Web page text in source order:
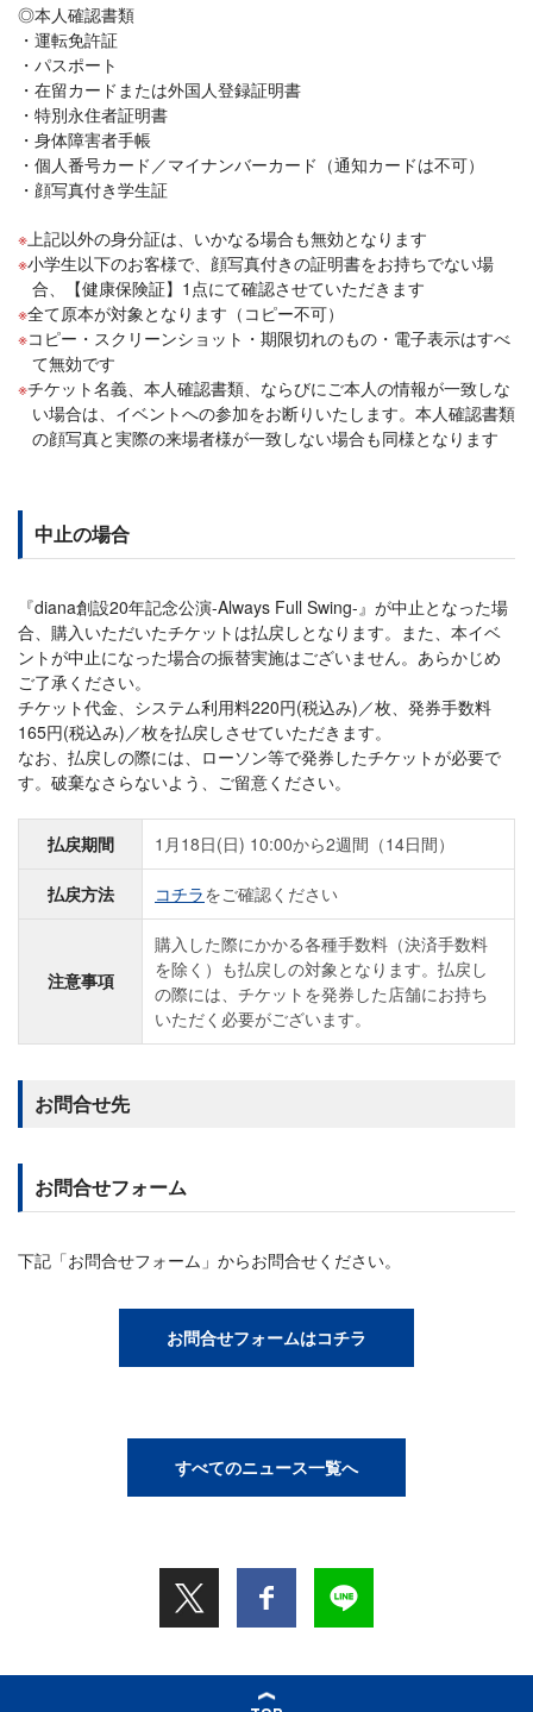
◎本人確認書類
運転免許証
パスポート
在留カードまたは外国人登録証明書
特別永住者証明書
身体障害者手帳
個人番号カード／マイナンバーカード（通知カードは不可）
顔写真付き学生証
上記以外の身分証は、いかなる場合も無効となります
小学生以下のお客様で、顔写真付きの証明書をお持ちでない場
合、【健康保険証】1点にて確認させていただきます
全て原本が対象となります（コピー不可）
コピー・スクリーンショット・期限切れのもの・電子表示はすべ
て無効です
チケット名義、本人確認書類、ならびにご本人の情報が一致しな
い場合は、イベントへの参加をお断りいたします。本人確認書類
の顔写真と実際の来場者様が一致しない場合も同様となります
中止の場合
『diana創設20年記念公演-Always Full Swing-』が中止となった場
合、購入いただいたチケットは払戻しとなります。また、本イベ
ントが中止になった場合の振替実施はございません。あらかじめ
ご了承ください。
チケット代金、システム利用料220円(税込み)／枚、発券手数料
165円(税込み)／枚を払戻しさせていただきます。
なお、払戻しの際には、ローソン等で発券したチケットが必要で
す。破棄なさらないよう、ご留意ください。
払戻期間 1月18日(日) 10:00から2週間（14日間）
払戻方法 コチラをご確認ください
注意事項
購入した際にかかる各種手数料（決済手数料
を除く）も払戻しの対象となります。払戻し
の際には、チケットを発券した店舗にお持ち
いただく必要がございます。
お問合せ先
お問合せフォーム
下記「お問合せフォーム」からお問合せください。
お問合せフォームはコチラ
すべてのニュース一覧へ